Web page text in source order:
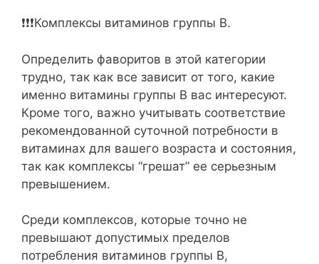
❗️❗️❗️Комплексы витаминов группы В.
Определить фаворитов в этой категории
трудно, так как все зависит от того, какие
именно витамины группы В вас интересуют.
Кроме того, важно учитывать соответствие
рекомендованной суточной потребности в
витаминах для вашего возраста и состояния,
так как комплексы “грешат” ее серьезным
превышением.
Среди комплексов, которые точно не
превышают допустимых пределов
потребления витаминов группы В,